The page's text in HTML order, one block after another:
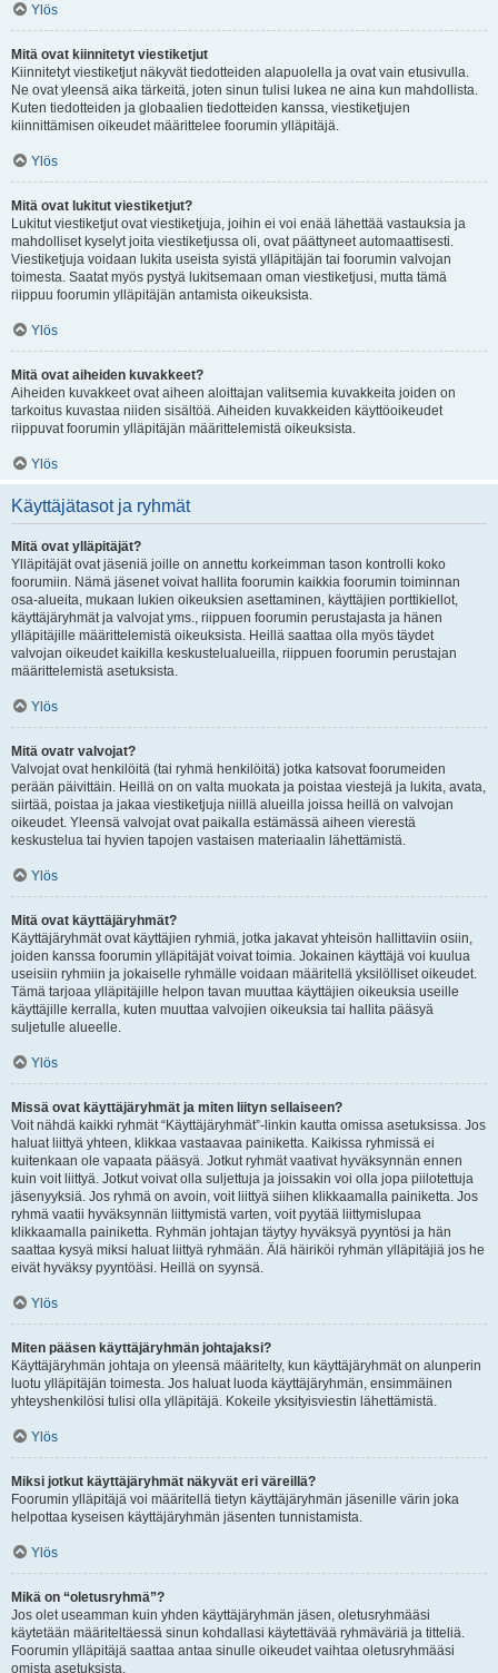
Ylös
Mitä ovat kiinnitetyt viestiketjut
Kiinnitetyt viestiketjut näkyvät tiedotteiden alapuolella ja ovat vain etusivulla.
Ne ovat yleensä aika tärkeitä, joten sinun tulisi lukea ne aina kun mahdollista.
Kuten tiedotteiden ja globaalien tiedotteiden kanssa, viestiketjujen
kiinnittämisen oikeudet määrittelee foorumin ylläpitäjä.
Ylös
Mitä ovat lukitut viestiketjut?
Lukitut viestiketjut ovat viestiketjuja, joihin ei voi enää lähettää vastauksia ja
mahdolliset kyselyt joita viestiketjussa oli, ovat päättyneet automaattisesti.
Viestiketjuja voidaan lukita useista syistä ylläpitäjän tai foorumin valvojan
toimesta. Saatat myös pystyä lukitsemaan oman viestiketjusi, mutta tämä
riippuu foorumin ylläpitäjän antamista oikeuksista.
Ylös
Mitä ovat aiheiden kuvakkeet?
Aiheiden kuvakkeet ovat aiheen aloittajan valitsemia kuvakkeita joiden on
tarkoitus kuvastaa niiden sisältöä. Aiheiden kuvakkeiden käyttöoikeudet
riippuvat foorumin ylläpitäjän määrittelemistä oikeuksista.
Ylös
Käyttäjätasot ja ryhmät
Mitä ovat ylläpitäjät?
Ylläpitäjät ovat jäseniä joille on annettu korkeimman tason kontrolli koko
foorumiin. Nämä jäsenet voivat hallita foorumin kaikkia foorumin toiminnan
osa-alueita, mukaan lukien oikeuksien asettaminen, käyttäjien porttikiellot,
käyttäjäryhmät ja valvojat yms., riippuen foorumin perustajasta ja hänen
ylläpitäjille määrittelemistä oikeuksista. Heillä saattaa olla myös täydet
valvojan oikeudet kaikilla keskustelualueilla, riippuen foorumin perustajan
määrittelemistä asetuksista.
Ylös
Mitä ovatr valvojat?
Valvojat ovat henkilöitä (tai ryhmä henkilöitä) jotka katsovat foorumeiden
perään päivittäin. Heillä on on valta muokata ja poistaa viestejä ja lukita, avata,
siirtää, poistaa ja jakaa viestiketjuja niillä alueilla joissa heillä on valvojan
oikeudet. Yleensä valvojat ovat paikalla estämässä aiheen vierestä
keskustelua tai hyvien tapojen vastaisen materiaalin lähettämistä.
Ylös
Mitä ovat käyttäjäryhmät?
Käyttäjäryhmät ovat käyttäjien ryhmiä, jotka jakavat yhteisön hallittaviin osiin,
joiden kanssa foorumin ylläpitäjät voivat toimia. Jokainen käyttäjä voi kuulua
useisiin ryhmiin ja jokaiselle ryhmälle voidaan määritellä yksilölliset oikeudet.
Tämä tarjoaa ylläpitäjille helpon tavan muuttaa käyttäjien oikeuksia useille
käyttäjille kerralla, kuten muuttaa valvojien oikeuksia tai hallita pääsyä
suljetulle alueelle.
Ylös
Missä ovat käyttäjäryhmät ja miten liityn sellaiseen?
Voit nähdä kaikki ryhmät “Käyttäjäryhmät”-linkin kautta omissa asetuksissa. Jos
haluat liittyä yhteen, klikkaa vastaavaa painiketta. Kaikissa ryhmissä ei
kuitenkaan ole vapaata pääsyä. Jotkut ryhmät vaativat hyväksynnän ennen
kuin voit liittyä. Jotkut voivat olla suljettuja ja joissakin voi olla jopa piilotettuja
jäsenyyksiä. Jos ryhmä on avoin, voit liittyä siihen klikkaamalla painiketta. Jos
ryhmä vaatii hyväksynnän liittymistä varten, voit pyytää liittymislupaa
klikkaamalla painiketta. Ryhmän johtajan täytyy hyväksyä pyyntösi ja hän
saattaa kysyä miksi haluat liittyä ryhmään. Älä häiriköi ryhmän ylläpitäjiä jos he
eivät hyväksy pyyntöäsi. Heillä on syynsä.
Ylös
Miten pääsen käyttäjäryhmän johtajaksi?
Käyttäjäryhmän johtaja on yleensä määritelty, kun käyttäjäryhmät on alunperin
luotu ylläpitäjän toimesta. Jos haluat luoda käyttäjäryhmän, ensimmäinen
yhteyshenkilösi tulisi olla ylläpitäjä. Kokeile yksityisviestin lähettämistä.
Ylös
Miksi jotkut käyttäjäryhmät näkyvät eri väreillä?
Foorumin ylläpitäjä voi määritellä tietyn käyttäjäryhmän jäsenille värin joka
helpottaa kyseisen käyttäjäryhmän jäsenten tunnistamista.
Ylös
Mikä on “oletusryhmä”?
Jos olet useamman kuin yhden käyttäjäryhmän jäsen, oletusryhmääsi
käytetään määriteltäessä sinun kohdallasi käytettävää ryhmäväriä ja titteliä.
Foorumin ylläpitäjä saattaa antaa sinulle oikeudet vaihtaa oletusryhmääsi
omista asetuksista.